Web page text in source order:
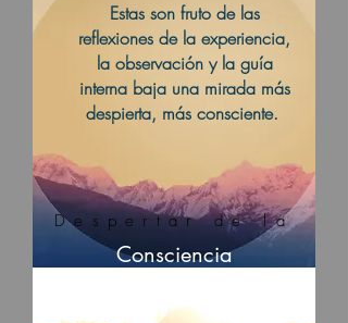
Estas son fruto de las
reflexiones de la experiencia,
la observación y la guía
interna baja una mirada más
despierta, más consciente.
Despertar de la
Consciencia